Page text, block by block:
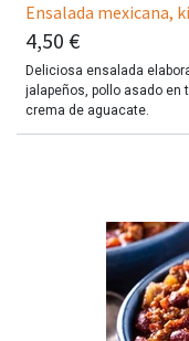
Ensalada mexicana,
4,50 €
Deliciosa ensalada
jalapeños, pollo asado en
crema de aguacate.